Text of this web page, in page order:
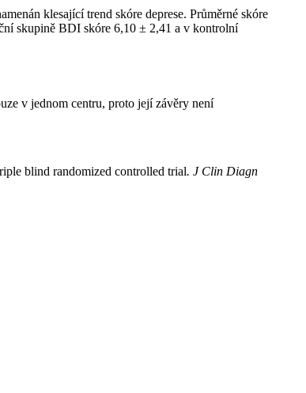
klesající trend skóre deprese. Průměrné skóre
skupině BDI skóre 6,10 ± 2,41 a v kontrolní
v jednom centru, proto její závěry není
blind randomized controlled trial. J Clin Diagn